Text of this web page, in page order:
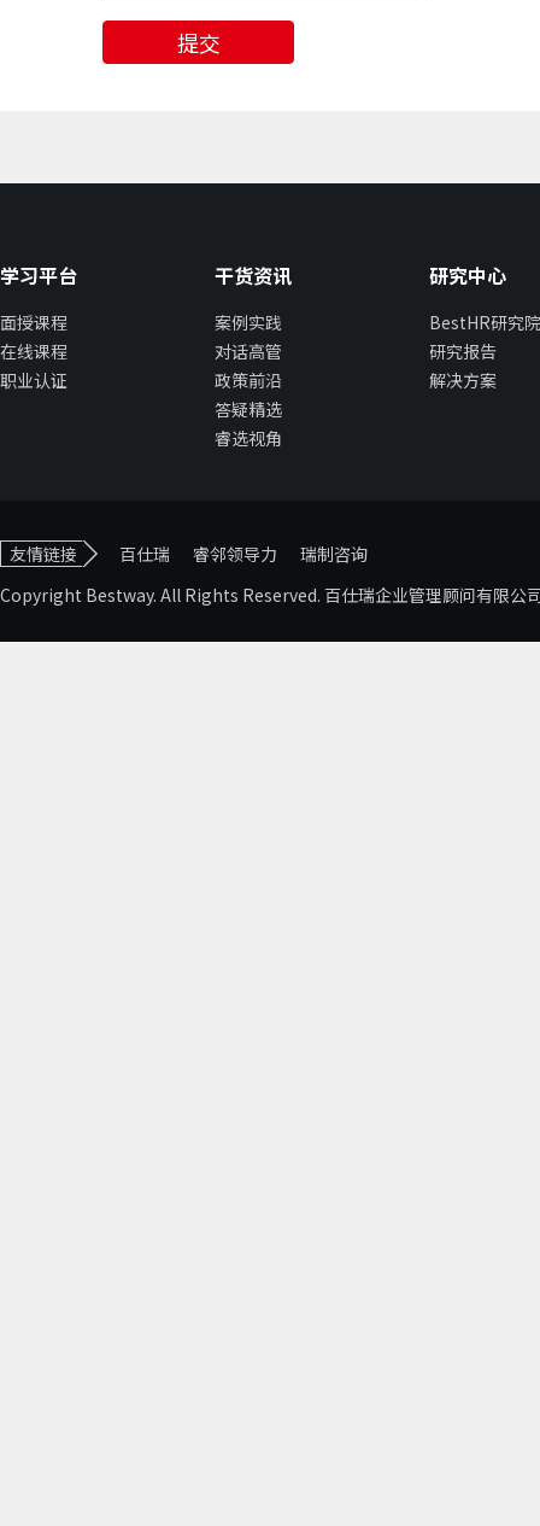
提交
学习平台
面授课程
在线课程
职业认证
干货资讯
案例实践
对话高管
政策前沿
答疑精选
睿选视角
研究中心
BestHR研究院
研究报告
解决方案
友情链接 百仕瑞 睿邻领导力
瑞制咨询
Copyright Bestway. All Rights Reserved. 百仕瑞企业管理顾问有限公